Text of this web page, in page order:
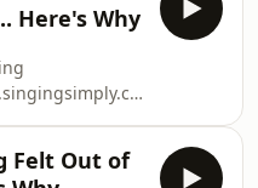
Here's Why
courses/
Felt Out of